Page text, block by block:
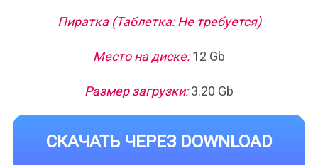
Пиратка (Таблетка: Не требуется)
Место на диске:12 Gb
Размер загрузки:3.20 Gb
СКАЧАТЬ ЧЕРЕЗ DOWNLOAD